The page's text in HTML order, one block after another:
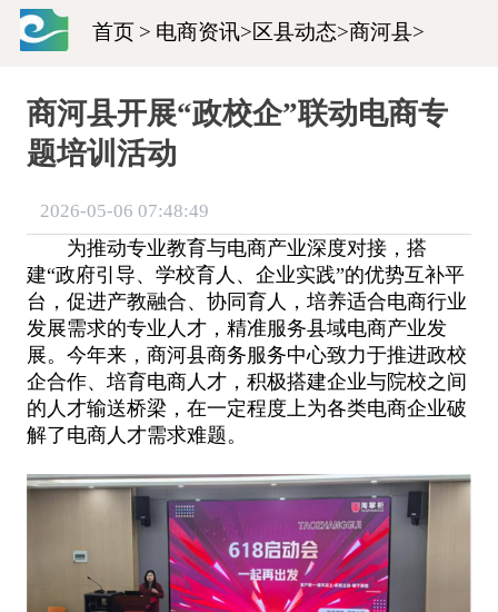
首页 > 电商资讯>区县动态>商河县>
商河县开展“政校企”联动电商专
题培训活动
2026-05-06 07:48:49
为推动专业教育与电商产业深度对接，搭
建“政府引导、学校育人、企业实践”的优势互补平
台，促进产教融合、协同育人，培养适合电商行业
发展需求的专业人才，精准服务县域电商产业发
展。今年来，商河县商务服务中心致力于推进政校
企合作、培育电商人才，积极搭建企业与院校之间
的人才输送桥梁，在一定程度上为各类电商企业破
解了电商人才需求难题。